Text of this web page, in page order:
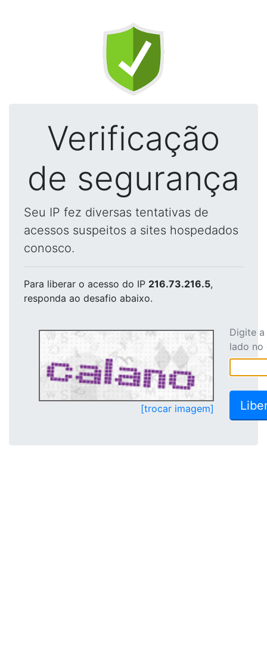
Verificação
de segurança
Seu IP fez diversas tentativas de
acessos suspeitos a sites hospedados
conosco.
Para liberar o acesso do IP 216.73.216.5,
responda ao desafio abaixo.
[trocar imagem]
Digite
lado no